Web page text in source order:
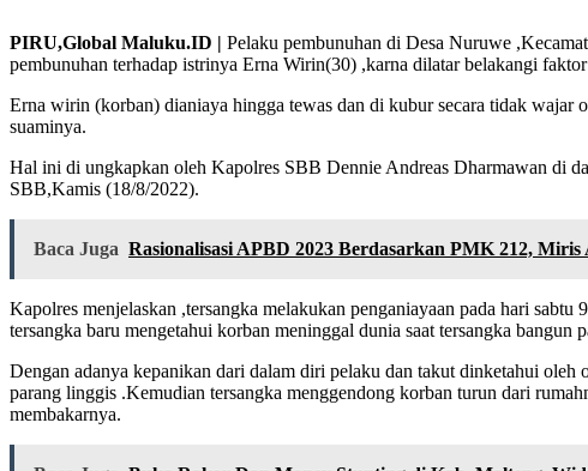
PIRU,Global Maluku.ID | Pelaku pembunuhan di Desa Nuruwe
pembunuhan terhadap istrinya Erna Wirin(30) ,karna dilatar belakangi
Erna wirin (korban) dianiaya hingga tewas dan di kubur secara tidak
suaminya.
Hal ini di ungkapkan oleh Kapolres SBB Dennie Andreas Dharmawan di
SBB,Kamis (18/8/2022).
Baca Juga Rasionalisasi APBD 2023 Berdasarkan PMK 212,
Kapolres menjelaskan ,tersangka melakukan penganiayaan pada hari
tersangka baru mengetahui korban meninggal dunia saat tersangka bangun
Dengan adanya kepanikan dari dalam diri pelaku dan takut dinketahui
parang linggis .Kemudian tersangka menggendong korban turun dari
membakarnya.